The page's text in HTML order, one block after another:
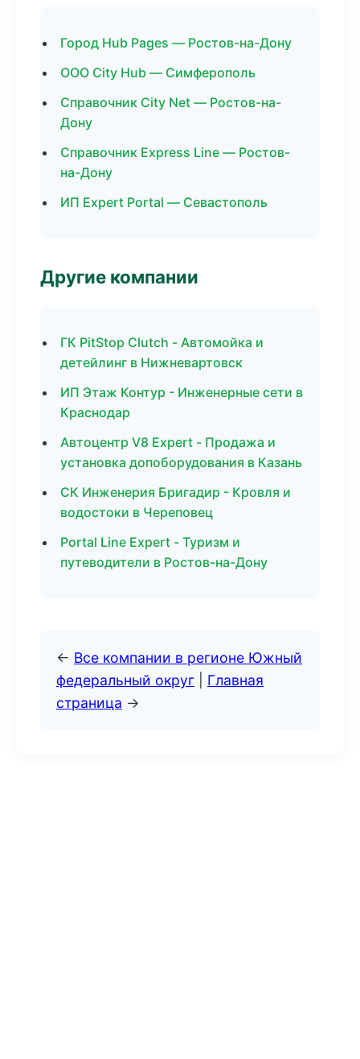
Город Hub Pages — Ростов-на-Дону
ООО City Hub — Симферополь
Справочник City Net — Ростов-на-
Дону
Справочник Express Line — Ростов-
на-Дону
ИП Expert Portal — Севастополь
Другие компании
ГК PitStop Clutch - Автомойка и
детейлинг в Нижневартовск
ИП Этаж Контур - Инженерные сети в
Краснодар
Автоцентр V8 Expert - Продажа и
установка допоборудования в Казань
СК Инженерия Бригадир - Кровля и
водостоки в Череповец
Portal Line Expert - Туризм и
путеводители в Ростов-на-Дону
← Все компании в регионе Южный
федеральный округ
Главная
страница →